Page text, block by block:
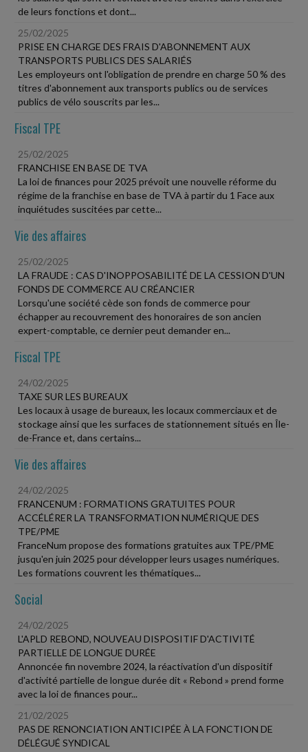
de leurs fonctions et dont...
25/02/2025
PRISE EN CHARGE DES FRAIS D'ABONNEMENT AUX
TRANSPORTS PUBLICS DES SALARIÉS
Les employeurs ont l'obligation de prendre en charge 50 % des
titres d'abonnement aux transports publics ou de services
publics de vélo souscrits par les...
Fiscal TPE
25/02/2025
FRANCHISE EN BASE DE TVA
La loi de finances pour 2025 prévoit une nouvelle réforme du
régime de la franchise en base de TVA à partir du 1 Face aux
inquiétudes suscitées par cette...
Vie des affaires
25/02/2025
LA FRAUDE : CAS D'INOPPOSABILITÉ DE LA CESSION D'UN
FONDS DE COMMERCE AU CRÉANCIER
Lorsqu'une société cède son fonds de commerce pour
échapper au recouvrement des honoraires de son ancien
expert-comptable, ce dernier peut demander en...
Fiscal TPE
24/02/2025
TAXE SUR LES BUREAUX
Les locaux à usage de bureaux, les locaux commerciaux et de
stockage ainsi que les surfaces de stationnement situés en Île-
de-France et, dans certains...
Vie des affaires
24/02/2025
FRANCENUM : FORMATIONS GRATUITES POUR
ACCÉLÉRER LA TRANSFORMATION NUMÉRIQUE DES
TPE/PME
FranceNum propose des formations gratuites aux TPE/PME
jusqu'en juin 2025 pour développer leurs usages numériques.
Les formations couvrent les thématiques...
Social
24/02/2025
L'APLD REBOND, NOUVEAU DISPOSITIF D'ACTIVITÉ
PARTIELLE DE LONGUE DURÉE
Annoncée fin novembre 2024, la réactivation d'un dispositif
d'activité partielle de longue durée dit « Rebond » prend forme
avec la loi de finances pour...
21/02/2025
PAS DE RENONCIATION ANTICIPÉE À LA FONCTION DE
DÉLÉGUÉ SYNDICAL